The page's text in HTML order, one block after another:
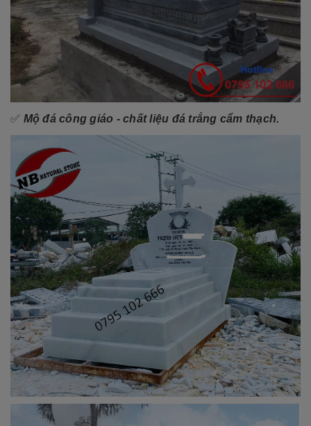
✅ Mộ đá công giáo - chất liệu đá trắng cẩm thạch.